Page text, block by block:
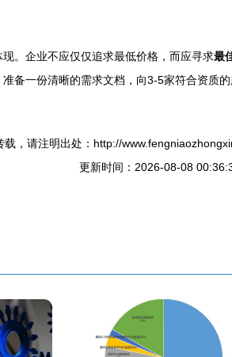
。企业不应仅仅追求最低价格，而应寻求最
备一份清晰的需求文档，向3-5家符合资质
载，请注明出处：http://
更新时间：2026-08-08